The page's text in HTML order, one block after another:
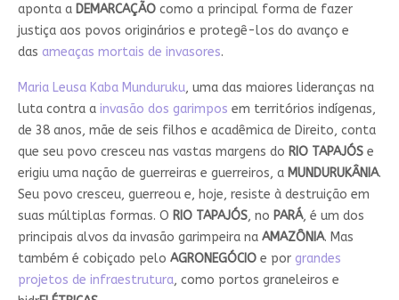
aponta a DEMARCAÇÃOcomo a principal forma de fazer
justiça aos povos originários e protegê-los do avanço e
das ameaças mortais de invasores.
Maria Leusa Kaba Munduruku, uma das maiores lideranças na
luta contra a invasão dos garimpos em territórios indígenas,
de 38 anos, mãe de seis filhos e acadêmica de Direito, conta
que seu povo cresceu nas vastas margens do RIO TAPAJÓSe
erigiu uma nação de guerreiras e guerreiros, a MUNDURUKÂNIA.
Seu povo cresceu, guerreou e, hoje, resiste à destruição em
suas múltiplas formas. O RIO TAPAJÓS, no PARÁ, é um dos
principais alvos da invasão garimpeira na AMAZÔNIA. Mas
também é cobiçado pelo AGRONEGÓCIOe por grandes
projetos de infraestrutura, como portos graneleiros e